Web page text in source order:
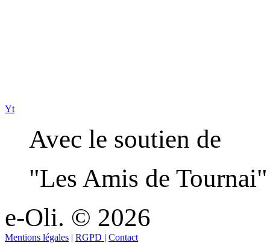
Yt
Avec le soutien de
"Les Amis de
e-Oli. © 2026
Mentions légales | RGPD | Contact